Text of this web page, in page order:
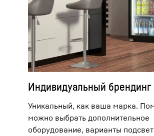
Индивидуальный брендинг
Уникальный, как ваша марка.
можно выбрать дополнительное
оборудование, варианты